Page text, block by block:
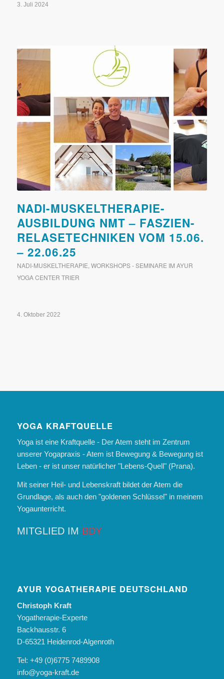
3. Juli 2024
NADI-MUSKELTHERAPIE-
AUSBILDUNG NMT – FASZIEN-
RELASETECHNIKEN VOM 15.06.
– 22.06.25
NADI-MUSKELTHERAPIE, WORKSHOPS - SEMINARE IM AYUR
YOGA CENTER TRIER
4. Oktober 2022
YOGA KRAFTQUELLE
Yoga ist eine Kraftquelle - Der Atem steht im Zentrum
unserer Yogapraxis - Atem ist Bewegung & Bewegung ist
Leben - er ist unser natürlicher "Lebens-Quell" (Prana).
Mit seiner Heil- und Lebenskraft bildet der Atem die
Grundlage, als auch den "goldenen Schlüssel" in meinem
Yogaunterricht.
MITGLIED IM BDY
AYUR YOGATHERAPIE DEUTSCHLAND
Christoph Kraft
Yogatherapie-Experte
Backhausstr. 6
D-65321 Heidenrod-Algenroth
Tel: +49 (0)6775 7489908
info@yoga-kraft.de